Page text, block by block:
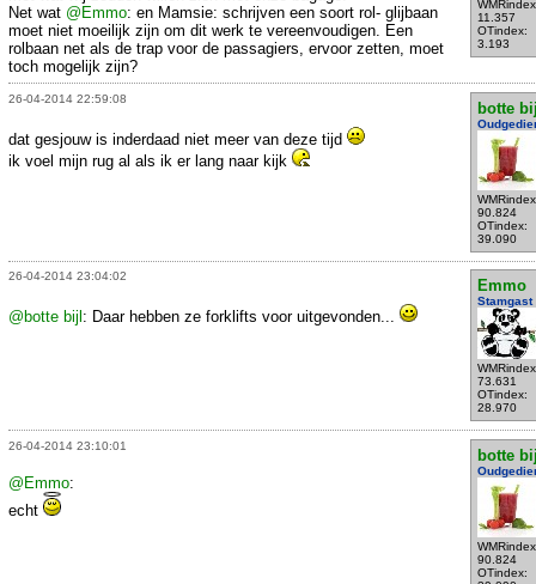
11.357
OTindex:
3.193
Net wat @Emmo: en Mamsie: schrijven een soort rol- glijbaan
moet niet moeilijk zijn om dit werk te vereenvoudigen. Een
rolbaan net als de trap voor de passagiers, ervoor zetten, moet
toch mogelijk zijn?
26-04-2014 22:59:08
botte
90.824
OTindex:
39.090
dat gesjouw is inderdaad niet meer van deze tijd
ik voel mijn rug al als ik er lang naar kijk
26-04-2014 23:04:02
Emmo
Stamgast
73.631
OTindex:
28.970
@botte bijl : Daar hebben ze forklifts voor uitgevonden...
26-04-2014 23:10:01
botte
90.824
OTindex:
@Emmo:
echt